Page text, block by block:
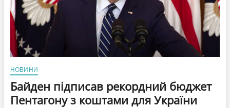
НОВИНИ
Байден підписав рекордний бюджет
Пентагону з коштами для України